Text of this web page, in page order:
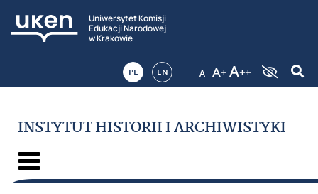
Uniwersytet Komisji
Edukacji Narodowej
w Krakowie
PL EN
INSTYTUT HISTORII I ARCHIWISTYKI